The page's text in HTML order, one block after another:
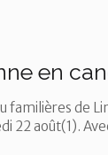
en
familières de
22 août(1).